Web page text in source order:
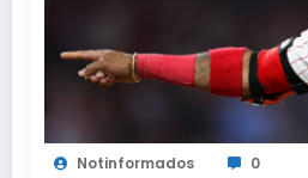
Notinformados 0